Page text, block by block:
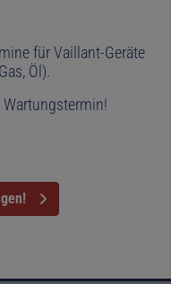
für Vaillant-Geräte
Öl).